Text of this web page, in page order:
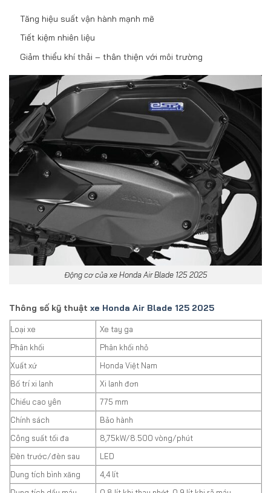
Tăng hiệu suất vận hành mạnh mẽ
Tiết kiệm nhiên liệu
Giảm thiểu khí thải – thân thiện với môi trường
Động cơ của xe Honda Air Blade 125 2025
Thông số kỹ thuật xe Honda Air Blade 125 2025
Loại xe
Xe tay ga
Phân khối
Phân khối nhỏ
Xuất xứ
Honda Việt Nam
Bố trí xi lanh
Xi lanh đơn
Chiều cao yên
775 mm
Chính sách
Bảo hành
Công suất tối đa
8,75kW/8.500 vòng/phút
Đèn trước/đèn sau
LED
Dung tích bình xăng
4,4 lít